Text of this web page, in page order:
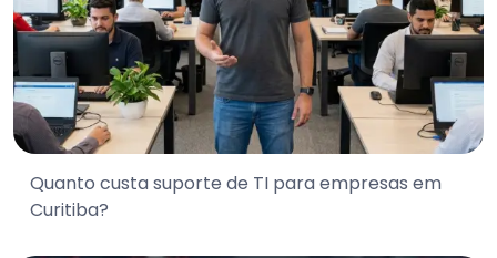
Quanto custa suporte de TI para empresas em
Curitiba?